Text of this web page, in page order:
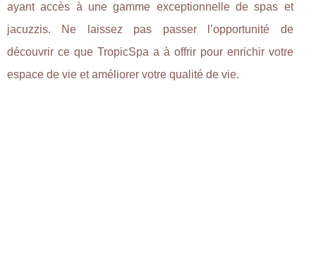
ayant accès à une gamme exceptionnelle de spas et
jacuzzis. Ne laissez pas passer l’opportunité de
découvrir ce que TropicSpa a à offrir pour enrichir votre
espace de vie et améliorer votre qualité de vie.